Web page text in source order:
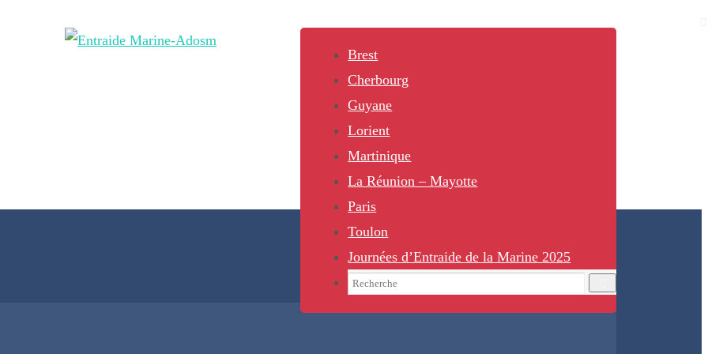
Brest
Cherbourg
Guyane
Lorient
Martinique
La Réunion – Mayotte
Paris
Toulon
Journées d’Entraide de la Marine 2025
Search